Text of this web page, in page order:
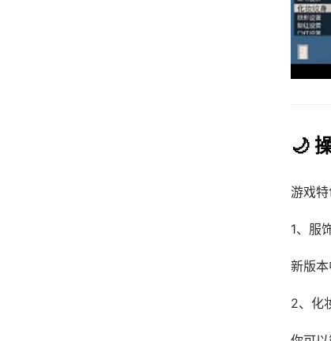
🌙
游戏
1、服
新版
2、化